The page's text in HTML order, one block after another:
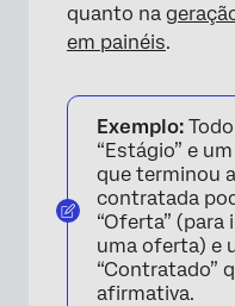
quanto na
em painéis.
Exemplo:
“Estágio” e
que terminou
contratada
“Oferta”
uma oferta) e
“Contratado”
afirmativa.